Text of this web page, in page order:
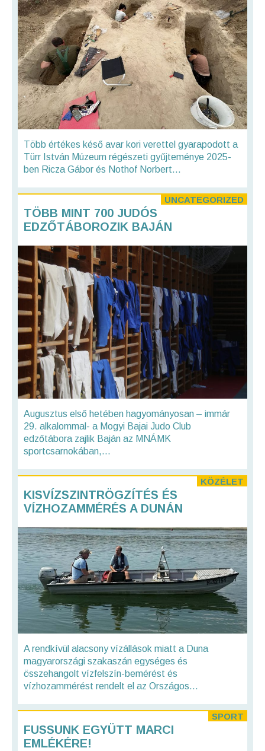
Több értékes késő avar kori verettel gyarapodott a
Türr István Múzeum régészeti gyűjteménye 2025-
ben Ricza Gábor és Nothof Norbert...
UNCATEGORIZED
TÖBB MINT 700 JUDÓS
EDZŐTÁBOROZIK BAJÁN
Augusztus első hetében hagyományosan – immár
29. alkalommal- a Mogyi Bajai Judo Club
edzőtábora zajlik Baján az MNÁMK
sportcsarnokában,...
KÖZÉLET
KISVÍZSZINTRÖGZÍTÉS ÉS
VÍZHOZAMMÉRÉS A DUNÁN
A rendkívül alacsony vízállások miatt a Duna
magyarországi szakaszán egységes és
összehangolt vízfelszín-bemérést és
vízhozammérést rendelt el az Országos...
SPORT
FUSSUNK EGYÜTT MARCI
EMLÉKÉRE!